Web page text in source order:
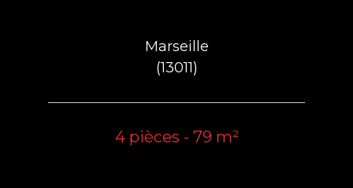
Marseille
(13011)
4 pièces - 79 m²